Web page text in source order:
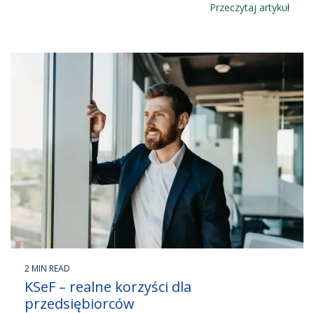
Przeczytaj artykuł
2 MIN READ
KSeF – realne korzyści dla
przedsiębiorców